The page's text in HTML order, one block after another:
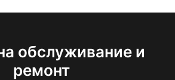
обслуживание и
ремонт